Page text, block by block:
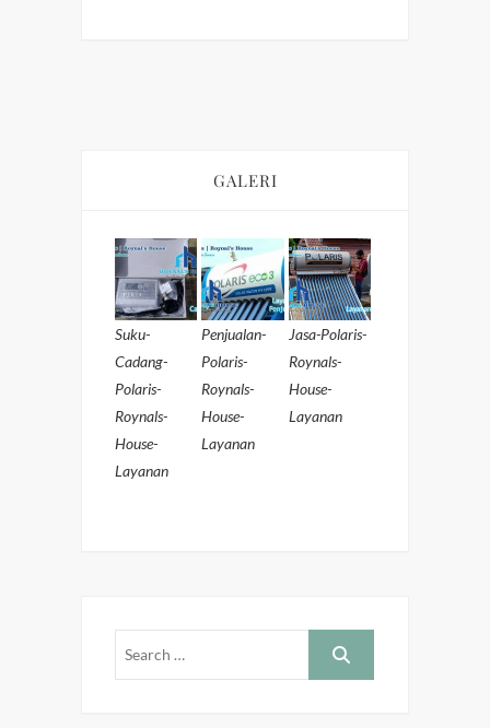
GALERI
Suku-
Cadang-
Polaris-
Roynals-
House-
Layanan
Penjualan-
Polaris-
Roynals-
House-
Layanan
Jasa-Polaris-
Roynals-
House-
Layanan